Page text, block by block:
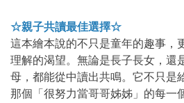
☆親子共讀最佳選擇☆
這本繪本說的不只是童年的趣事，
理解的渴望。無論是長子長女，還
母，都能從中讀出共鳴。它不只是
那個「很努力當哥哥姊姊」的每一